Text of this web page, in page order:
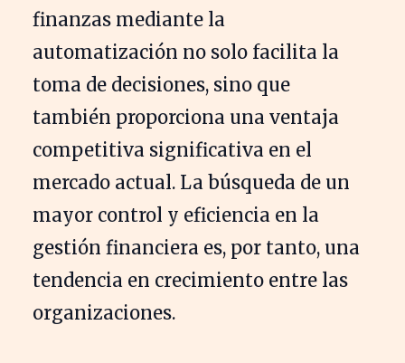
finanzas mediante la
automatización no solo facilita la
toma de decisiones, sino que
también proporciona una ventaja
competitiva significativa en el
mercado actual. La búsqueda de un
mayor control y eficiencia en la
gestión financiera es, por tanto, una
tendencia en crecimiento entre las
organizaciones.